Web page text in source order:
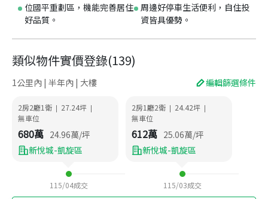
位國平重劃區，機能完善居住
好品質。
周邊好停車生活便利，自住投
資皆具優勢。
類似物件實價登錄(139)
1公里內 | 半年內 | 大樓 編輯篩選條件
2房2廳1衛 | 27.24坪 |
無車位
680萬 24.96萬/坪
新悅城-凱旋區
115/04成交
2房1廳2衛 | 24.42坪 |
無車位
612萬 25.06萬/坪
新悅城-凱旋區
115/03成交